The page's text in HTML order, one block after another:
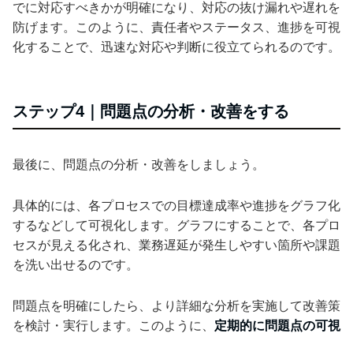
でに対応すべきかが明確になり、対応の抜け漏れや遅れを
防げます。このように、責任者やステータス、進捗を可視
化することで、迅速な対応や判断に役立てられるのです。
ステップ4｜問題点の分析・改善をする
最後に、問題点の分析・改善をしましょう。
具体的には、各プロセスでの目標達成率や進捗をグラフ化
するなどして可視化します。グラフにすることで、各プロ
セスが見える化され、業務遅延が発生しやすい箇所や課題
を洗い出せるのです。
問題点を明確にしたら、より詳細な分析を実施して改善策
を検討・実行します。このように、 定期的に問題点の可視